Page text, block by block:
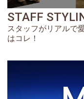
STAFF
スタッフがリアルで
はコレ！